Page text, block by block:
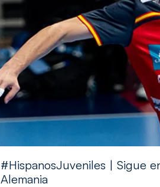
#HispanosJuveniles | Sigue
Alemania